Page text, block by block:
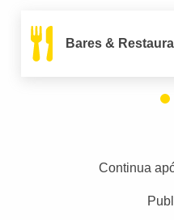
Bares &
Continua